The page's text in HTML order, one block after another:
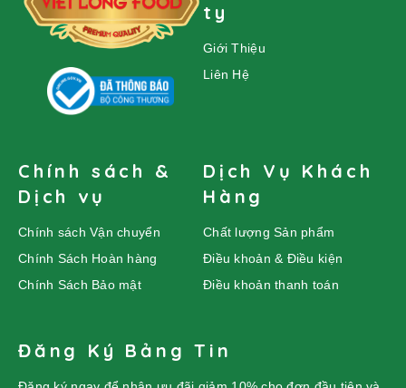
ty
Giới Thiệu
Liên Hệ
Chính sách &
Dịch vụ
Chính sách Vận chuyển
Chính Sách Hoàn hàng
Chính Sách Bảo mật
Dịch Vụ Khách
Hàng
Chất lượng Sản phẩm
Điều khoản & Điều kiện
Điều khoản thanh toán
Đăng Ký Bảng Tin